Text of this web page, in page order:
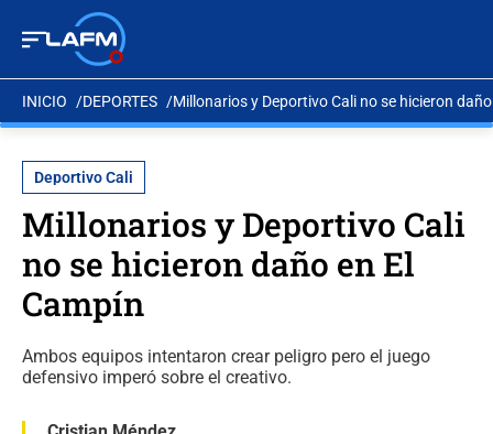
INICIO DEPORTES Millonarios y Deportivo Cali no se hicieron
Deportivo Cali
Millonarios y Deportivo Cali
no se hicieron daño en El
Campín
Ambos equipos intentaron crear peligro pero el juego
defensivo imperó sobre el creativo.